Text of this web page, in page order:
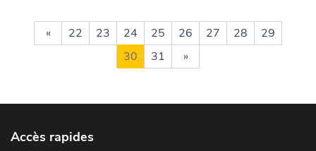
« 22 23 24 25 26 27 28
29
30
31 »
Accès rapides